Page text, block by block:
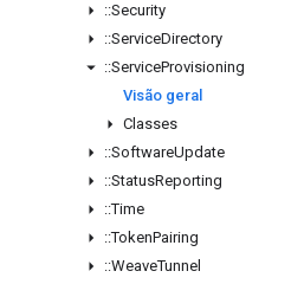
::Security
::ServiceDirectory
::ServiceProvisioning
Visão geral
Classes
::SoftwareUpdate
::StatusReporting
::Time
::TokenPairing
::WeaveTunnel